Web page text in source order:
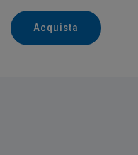
Acquista